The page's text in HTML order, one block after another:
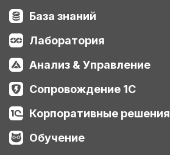
База знаний
Лаборатория
Анализ & Управление
Сопровождение 1С
Корпоративные решения
Обучение